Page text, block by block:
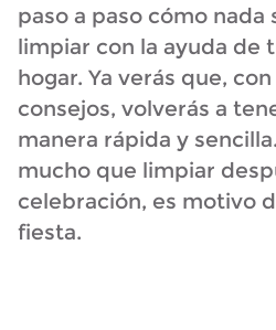
paso a paso cómo
limpiar con la ayuda de
hogar. Ya verás que,
consejos, volverás a
manera rápida y
mucho que limpiar
celebración, es motivo
fiesta.